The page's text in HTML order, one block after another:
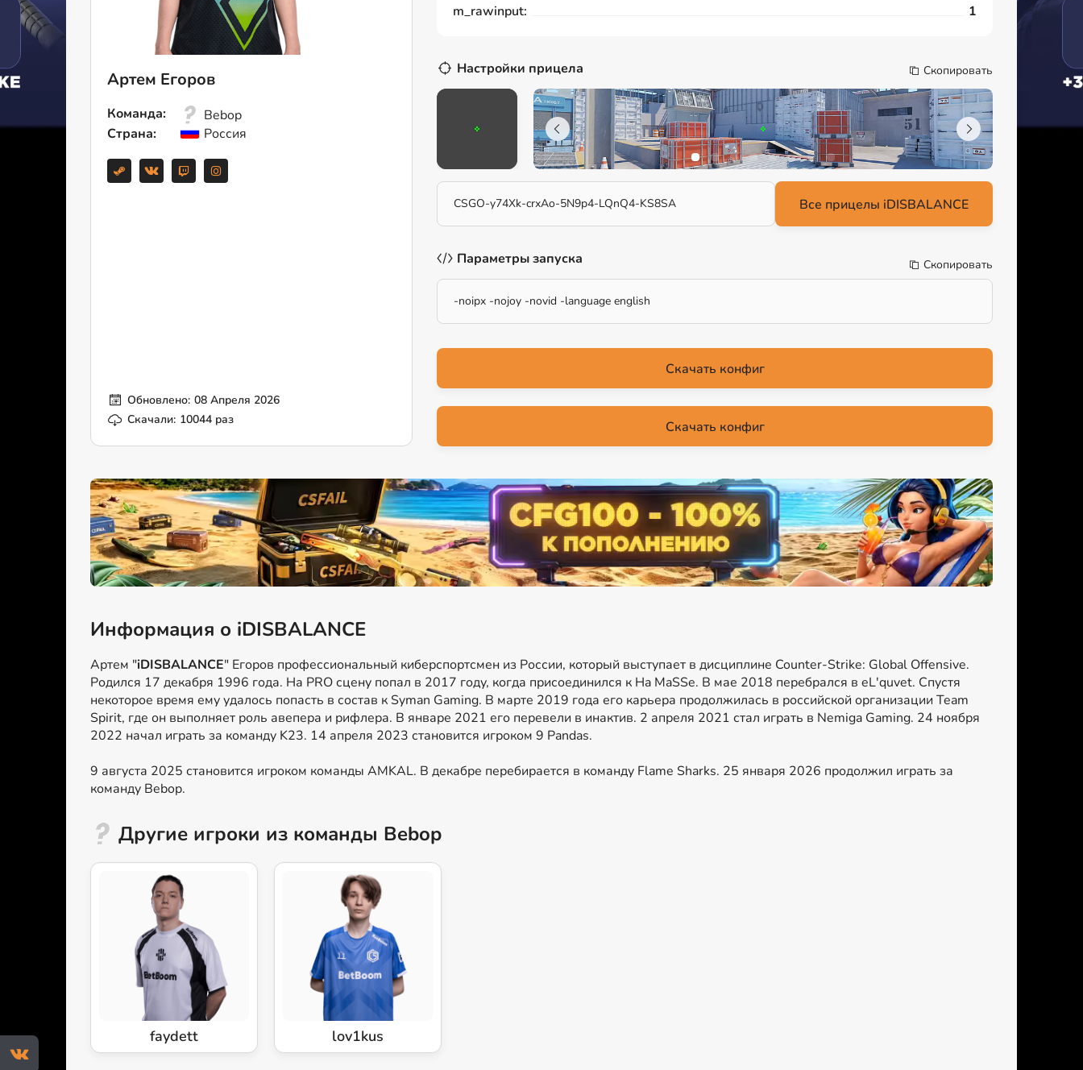
Артем Егоров
Команда:
Bebop
Страна:
Россия
Обновлено: 08 Апреля 2026
Скачали: 10044 раз
m_rawinput:
1
Настройки прицела Скопировать
CSGO-y74Xk-crxAo-5N9p4-LQnQ4-KS8SA
Параметры запуска Скопировать
-noipx -nojoy -novid -language english
Скачать конфиг
Скачать конфиг
Информация о iDISBALANCE
Артем "iDISBALANCE" Егоров профессиональный киберспортсмен из России, который выступает в дисциплине Counter-Strike: Global Offensive.
Родился 17 декабря 1996 года. На PRO сцену попал в 2017 году, когда присоединился к Ha MaSSe. В мае 2018 перебрался в eL'quvet. Спустя
некоторое время ему удалось попасть в состав к Syman Gaming. В марте 2019 года его карьера продолжилась в российской организации Team
Spirit, где он выполняет роль авепера и рифлера. В январе 2021 его перевели в инактив. 2 апреля 2021 стал играть в Nemiga Gaming. 24 ноября
2022 начал играть за команду K23. 14 апреля 2023 становится игроком 9 Pandas.
9 августа 2025 становится игроком команды AMKAL. В декабре перебирается в команду Flame Sharks. 25 января 2026 продолжил играть за
команду Bebop.
Другие игроки из команды Bebop
faydett lov1kus